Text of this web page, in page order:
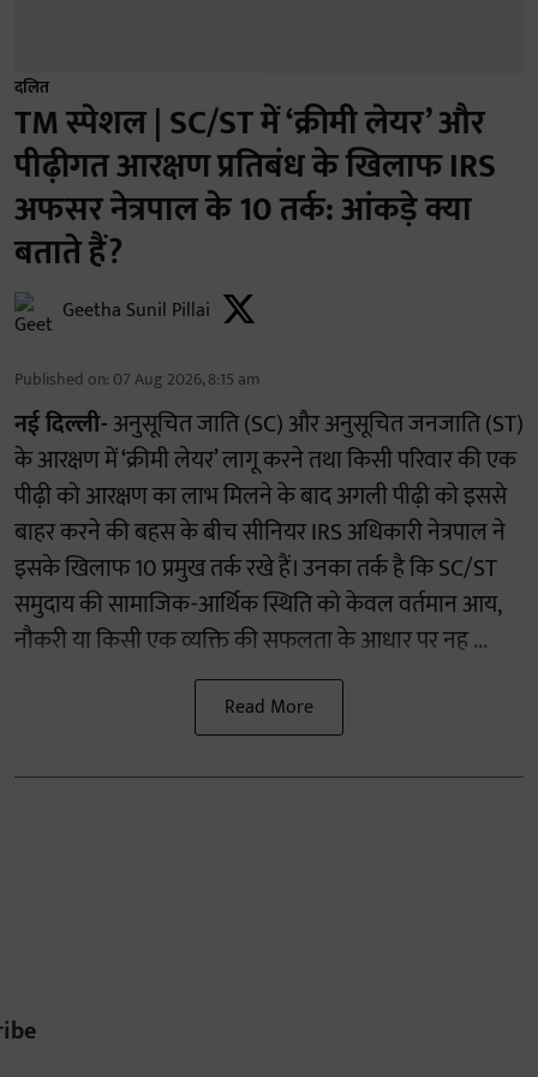
दलित
TM स्पेशल | SC/ST में ‘क्रीमी लेयर’ और
पीढ़ीगत आरक्षण प्रतिबंध के खिलाफ IRS
अफसर नेत्रपाल के 10 तर्क: आंकड़े क्या
बताते हैं?
Geetha Sunil Pillai
Published on: 07 Aug 2026, 8:15 am
नई दिल्ली-अनुसूचित जाति (SC) और अनुसूचित जनजाति (ST)
के आरक्षण में ‘क्रीमी लेयर’ लागू करने तथा किसी परिवार की एक
पीढ़ी को आरक्षण का लाभ मिलने के बाद अगली पीढ़ी को इससे
बाहर करने की बहस के बीच सीनियर IRS अधिकारी नेत्रपाल ने
इसके खिलाफ 10 प्रमुख तर्क रखे हैं। उनका तर्क है कि SC/ST
समुदाय की सामाजिक-आर्थिक स्थिति को केवल वर्तमान आय,
नौकरी या किसी एक व्यक्ति की सफलता के आधार पर नह ...
Read More